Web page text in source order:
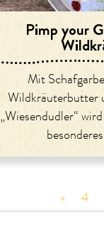
Pimp your
Mit
Wildkräuterbutter
„Wiesendudler“
« vorige
4